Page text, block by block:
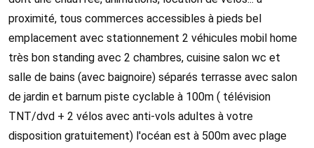
proximité, tous commerces accessibles à pieds bel
emplacement avec stationnement 2 véhicules mobil home
très bon standing avec 2 chambres, cuisine salon wc et
salle de bains (avec baignoire) séparés terrasse avec salon
de jardin et barnum piste cyclable à 100m ( télévision
TNT/dvd + 2 vélos avec anti-vols adultes à votre
disposition gratuitement) l'océan est à 500m avec plage